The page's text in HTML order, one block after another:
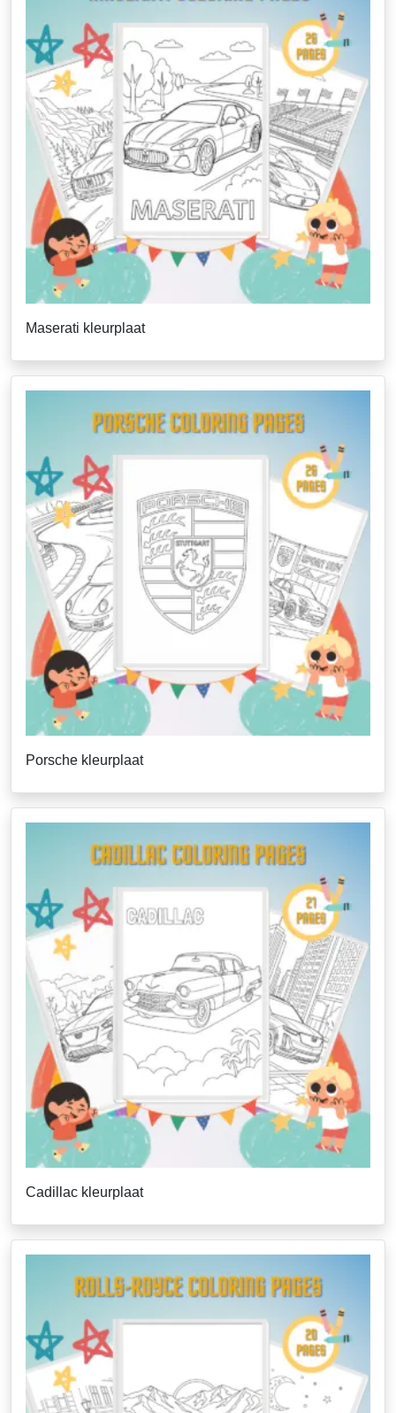
Maserati kleurplaat
Porsche kleurplaat
Cadillac kleurplaat